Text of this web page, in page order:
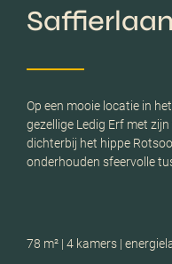
Op een mooie locatie in
gezellige Ledig Erf met
dichterbij het hippe
onderhouden sfeervolle
78 m² | 4 kamers |